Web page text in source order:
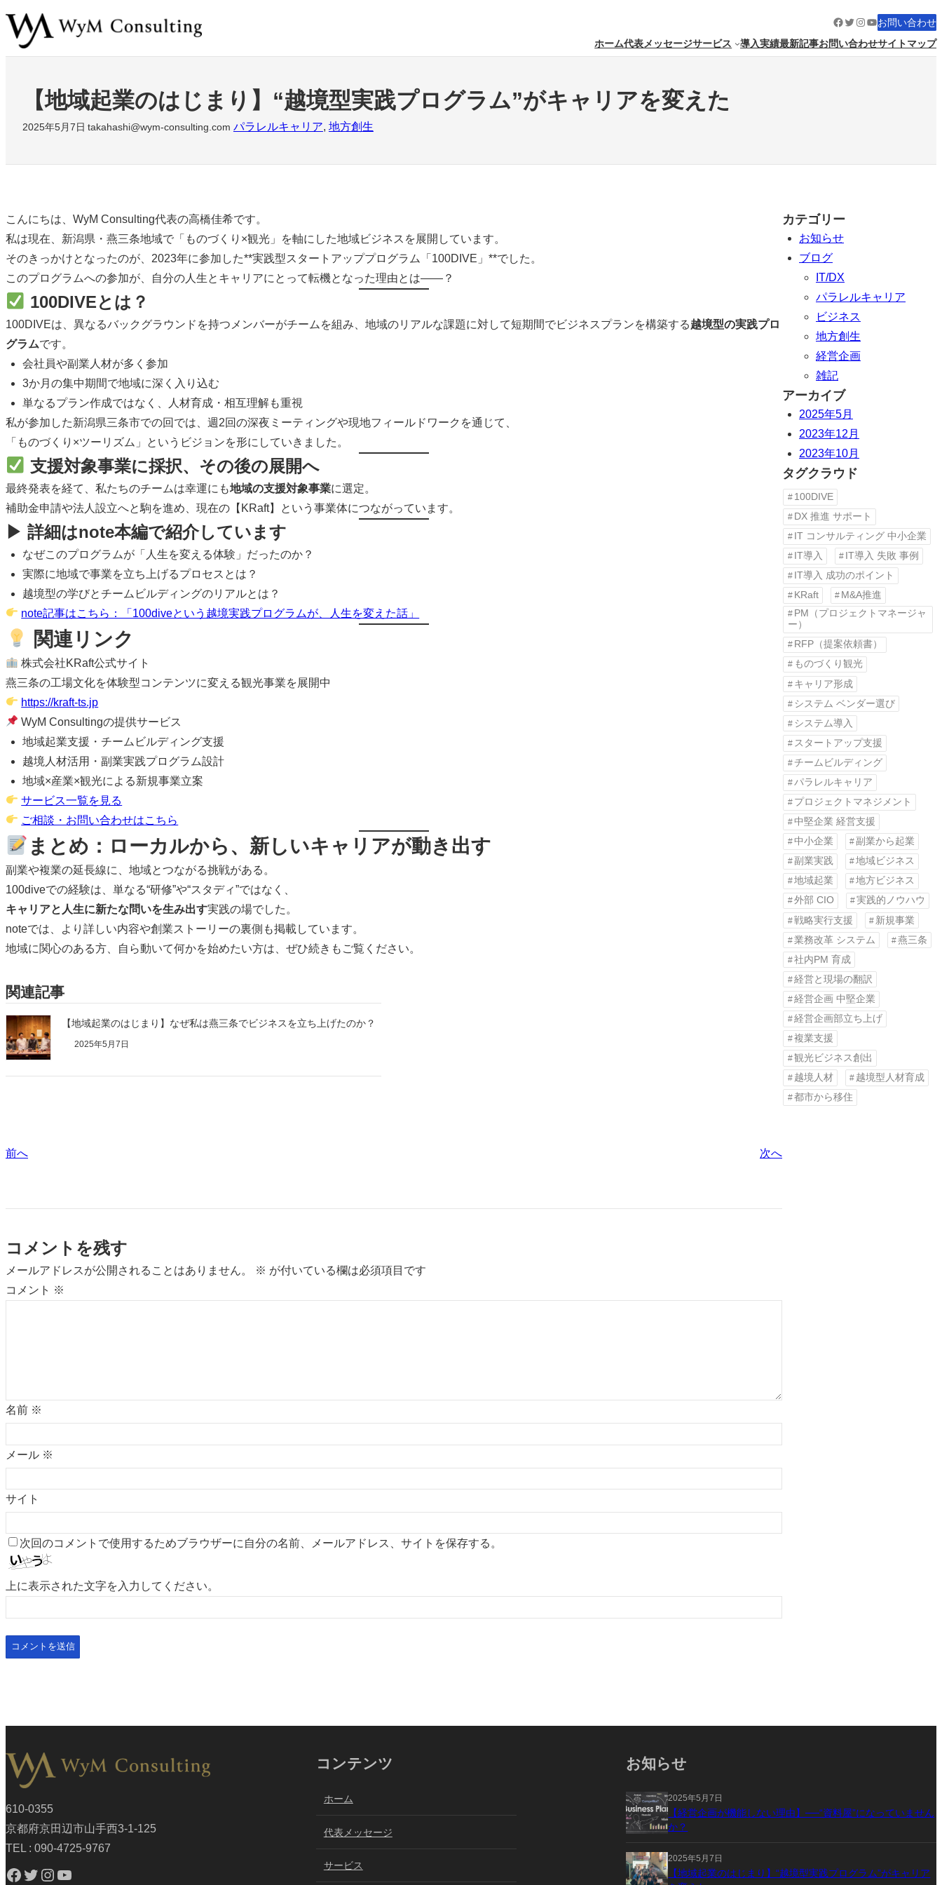
内
容
を
Facebook
Twitter
Instagram
YouTube
お問い合わせ
ホーム代表メッセージサービス 導入実績最新記事お問い合わせサイトマップ
【地域起業のはじまり】“越境型実践プログラム”がキャリアを変えた
2025年5月7日 takahashi@wym-consulting.com パラレルキャリア, 地方創生
こんにちは、WyM Consulting代表の高橋佳希です。
私は現在、新潟県・燕三条地域で「ものづくり×観光」を軸にした地域ビジネスを展開しています。
そのきっかけとなったのが、2023年に参加した**実践型スタートアッププログラム「100DIVE」**でした。
このプログラムへの参加が、自分の人生とキャリアにとって転機となった理由とは――？
100DIVEとは？
100DIVEは、異なるバックグラウンドを持つメンバーがチームを組み、地域のリアルな課題に対して短期間でビジネスプランを構築する越境型の実践プロ
グラムです。
会社員や副業人材が多く参加
3か月の集中期間で地域に深く入り込む
単なるプラン作成ではなく、人材育成・相互理解も重視
私が参加した新潟県三条市での回では、週2回の深夜ミーティングや現地フィールドワークを通じて、
「ものづくり×ツーリズム」というビジョンを形にしていきました。
支援対象事業に採択、その後の展開へ
最終発表を経て、私たちのチームは幸運にも地域の支援対象事業に選定。
補助金申請や法人設立へと駒を進め、現在の【KRaft】という事業体につながっています。
▶ 詳細はnote本編で紹介しています
なぜこのプログラムが「人生を変える体験」だったのか？
実際に地域で事業を立ち上げるプロセスとは？
越境型の学びとチームビルディングのリアルとは？
note記事はこちら：「100diveという越境実践プログラムが、人生を変えた話」
関連リンク
株式会社KRaft公式サイト
燕三条の工場文化を体験型コンテンツに変える観光事業を展開中
https://kraft-ts.jp
WyM Consultingの提供サービス
地域起業支援・チームビルディング支援
越境人材活用・副業実践プログラム設計
地域×産業×観光による新規事業立案
サービス一覧を見る
ご相談・お問い合わせはこちら
まとめ：ローカルから、新しいキャリアが動き出す
副業や複業の延長線に、地域とつながる挑戦がある。
100diveでの経験は、単なる“研修”や“スタディ”ではなく、
キャリアと人生に新たな問いを生み出す実践の場でした。
noteでは、より詳しい内容や創業ストーリーの裏側も掲載しています。
地域に関心のある方、自ら動いて何かを始めたい方は、ぜひ続きもご覧ください。
関連記事
【地域起業のはじまり】なぜ私は燕三条でビジネスを立ち上げたのか？
2025年5月7日
前へ 次へ
コメントを残す
メールアドレスが公開されることはありません。 ※ が付いている欄は必須項目です
コメント ※
名前 ※
メール ※
サイト
次回のコメントで使用するためブラウザーに自分の名前、メールアドレス、サイトを保存する。
上に表示された文字を入力してください。
カテゴリー
お知らせ
ブログ
IT/DX
パラレルキャリア
ビジネス
地方創生
経営企画
雑記
アーカイブ
2025年5月
2023年12月
2023年10月
タグクラウド
100DIVE
DX 推進 サポート
IT コンサルティング 中小企業
IT導入
IT導入 失敗 事例
IT導入 成功のポイント
KRaft
M&A推進
PM（プロジェクトマネージャ
ー）
RFP（提案依頼書）
ものづくり観光
キャリア形成
システム ベンダー選び
システム導入
スタートアップ支援
チームビルディング
パラレルキャリア
プロジェクトマネジメント
中堅企業 経営支援
中小企業
副業から起業
副業実践
地域ビジネス
地域起業
地方ビジネス
外部 CIO
実践的ノウハウ
戦略実行支援
新規事業
業務改革 システム
燕三条
社内PM 育成
経営と現場の翻訳
経営企画 中堅企業
経営企画部立ち上げ
複業支援
観光ビジネス創出
越境人材
越境型人材育成
都市から移住
610-0355
京都府京田辺市山手西3-1-125
TEL : 090-4725-9767
Facebook Twitter Instagram YouTube
コンテンツ
ホーム
代表メッセージ
サービス
お知らせ
2025年5月7日
【経営企画が機能しない理由】──“資料屋”になっていません
か？
2025年5月7日
【地域起業のはじまり】“越境型実践プログラム”がキャリア